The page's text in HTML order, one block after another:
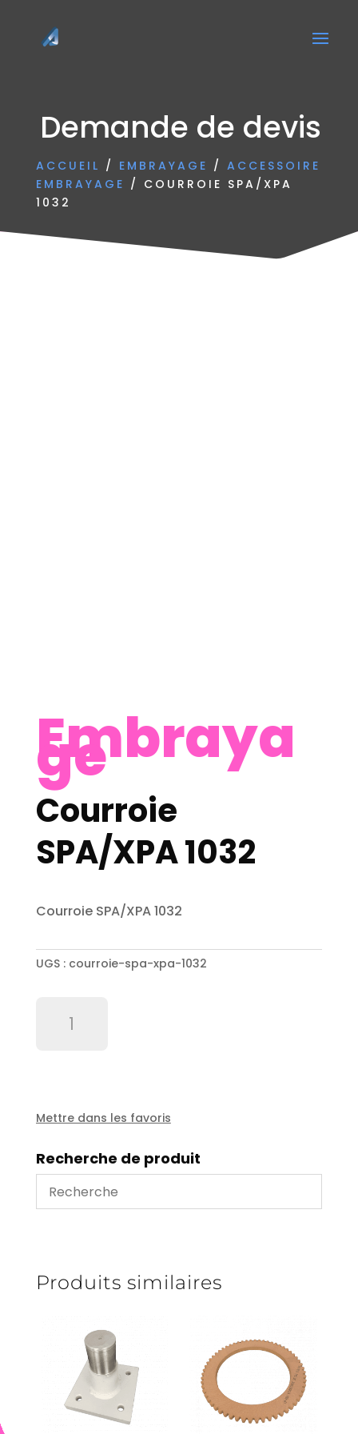
Demande de devis
ACCUEIL / EMBRAYAGE / ACCESSOIRE
EMBRAYAGE / COURROIE SPA/XPA
1032
Embraya
ge
Courroie
SPA/XPA 1032
Courroie SPA/XPA 1032
UGS : courroie-spa-xpa-1032
Mettre dans les favoris
Recherche de produit
Produits similaires